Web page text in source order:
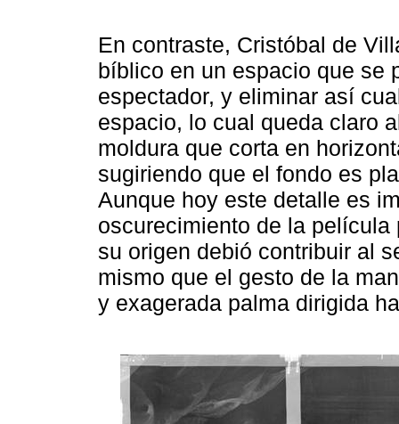
En contraste, Cristóbal de
bíblico en un espacio que se
espectador, y eliminar así
espacio, lo cual queda claro
moldura que corta en
sugiriendo que el fondo es
Aunque hoy este detalle es
oscurecimiento de la
su origen debió contribuir al
mismo que el gesto de la
y exagerada palma dirigida